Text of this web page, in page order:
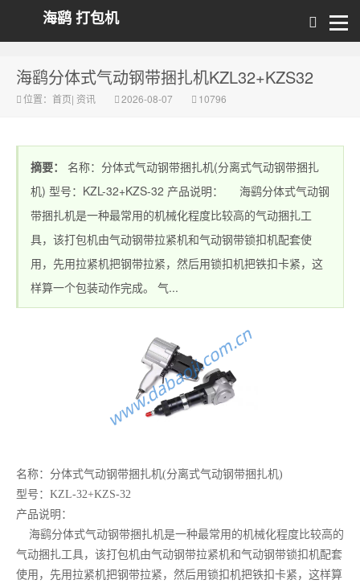
海鹞 打包机
海鹞分体式气动钢带捆扎机KZL32+KZS32
位置： 首页| 资讯 2026-08-07 10796
摘要：
名称：分体式气动钢带捆扎机(分离式气动钢带捆扎
机) 型号：KZL-32+KZS-32 产品说明： 海鹞分体式气动钢
带捆扎机是一种最常用的机械化程度比较高的气动捆扎工
具，该打包机由气动钢带拉紧机和气动钢带锁扣机配套使
用，先用拉紧机把钢带拉紧，然后用锁扣机把铁扣卡紧，这
样算一个包装动作完成。 气...
名称：分体式气动钢带捆扎机(分离式气动钢带捆扎机)
型号：KZL-32+KZS-32
产品说明：
海鹞分体式气动钢带捆扎机是一种最常用的机械化程度比较高的
气动捆扎工具，该打包机由气动钢带拉紧机和气动钢带锁扣机配套
使用，先用拉紧机把钢带拉紧，然后用锁扣机把铁扣卡紧，这样算